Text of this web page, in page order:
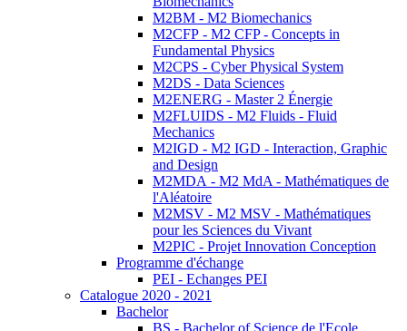
M2BM - M2 Biomechanics
M2CFP - M2 CFP - Concepts in
Fundamental Physics
M2CPS - Cyber Physical System
M2DS - Data Sciences
M2ENERG - Master 2 Énergie
M2FLUIDS - M2 Fluids - Fluid
Mechanics
M2IGD - M2 IGD - Interaction, Graphic
and Design
M2MDA - M2 MdA - Mathématiques de
l'Aléatoire
M2MSV - M2 MSV - Mathématiques
pour les Sciences du Vivant
M2PIC - Projet Innovation Conception
Programme d'échange
PEI - Echanges PEI
Catalogue 2020 - 2021
Bachelor
BS - Bachelor of Science de l'Ecole